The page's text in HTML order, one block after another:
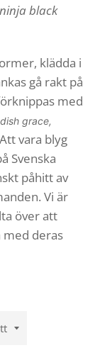
black
klädda i
gå rakt på
med
grace,
vara blyg
Svenska
påhitt av
Vi är
över att
med deras